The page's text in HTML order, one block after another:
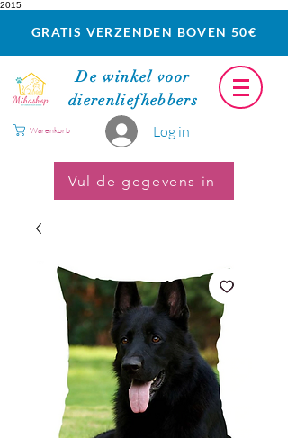
2015
GRATIS VERZENDEN BOVEN 50€
De winkel voor
dierenliefhebbers
Log in
Warenkorb
Vul de gegevens in